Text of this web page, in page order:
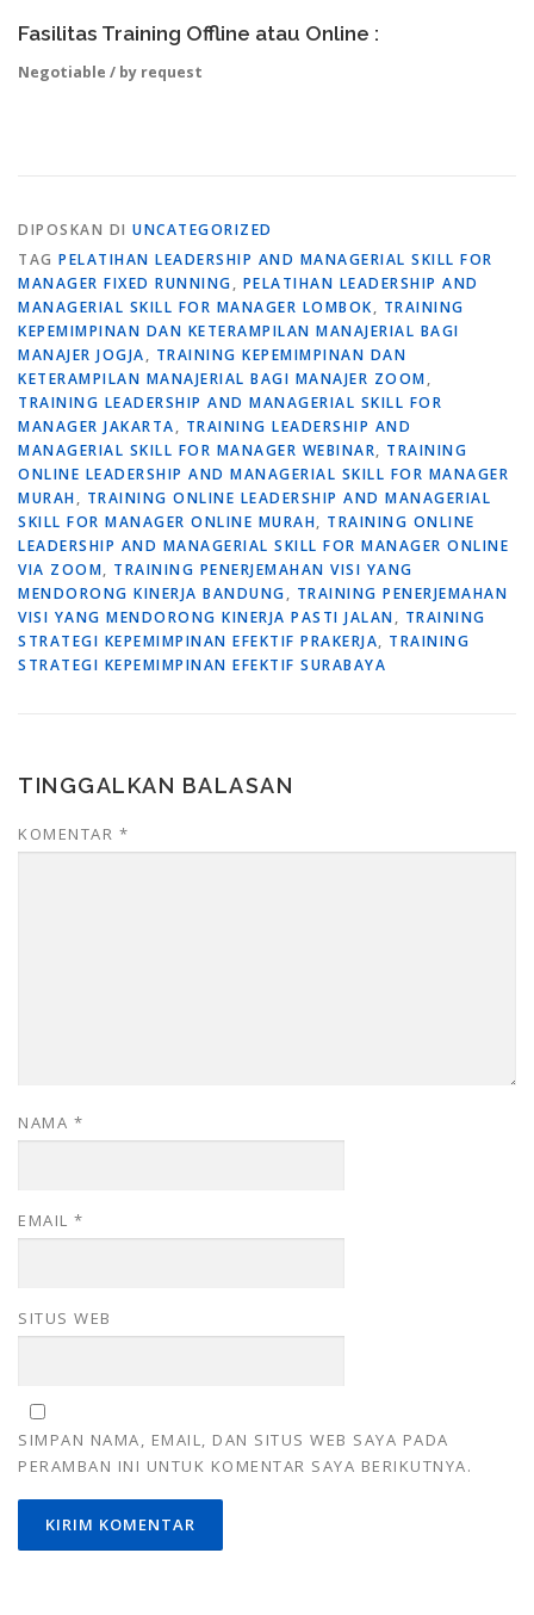
Fasilitas Training Offline atau Online :
Negotiable / by request
DIPOSKAN DI UNCATEGORIZED
TAG PELATIHAN LEADERSHIP AND MANAGERIAL SKILL FOR
MANAGER FIXED RUNNING, PELATIHAN LEADERSHIP AND
MANAGERIAL SKILL FOR MANAGER LOMBOK, TRAINING
KEPEMIMPINAN DAN KETERAMPILAN MANAJERIAL BAGI
MANAJER JOGJA, TRAINING KEPEMIMPINAN DAN
KETERAMPILAN MANAJERIAL BAGI MANAJER ZOOM,
TRAINING LEADERSHIP AND MANAGERIAL SKILL FOR
MANAGER JAKARTA, TRAINING LEADERSHIP AND
MANAGERIAL SKILL FOR MANAGER WEBINAR, TRAINING
ONLINE LEADERSHIP AND MANAGERIAL SKILL FOR MANAGER
MURAH, TRAINING ONLINE LEADERSHIP AND MANAGERIAL
SKILL FOR MANAGER ONLINE MURAH, TRAINING ONLINE
LEADERSHIP AND MANAGERIAL SKILL FOR MANAGER ONLINE
VIA ZOOM, TRAINING PENERJEMAHAN VISI YANG
MENDORONG KINERJA BANDUNG, TRAINING PENERJEMAHAN
VISI YANG MENDORONG KINERJA PASTI JALAN, TRAINING
STRATEGI KEPEMIMPINAN EFEKTIF PRAKERJA, TRAINING
STRATEGI KEPEMIMPINAN EFEKTIF SURABAYA
TINGGALKAN BALASAN
KOMENTAR *
NAMA *
EMAIL *
SITUS WEB
SIMPAN NAMA, EMAIL, DAN SITUS WEB SAYA PADA
PERAMBAN INI UNTUK KOMENTAR SAYA BERIKUTNYA.